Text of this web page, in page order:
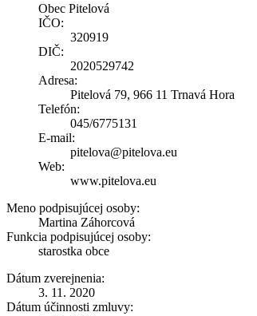
Obec Pitelová
IČO:
320919
DIČ:
2020529742
Adresa:
Pitelová 79, 966 11 Trnavá Hora
Telefón:
045/6775131
E-mail:
pitelova@pitelova.eu
Web:
www.pitelova.eu
Meno podpisujúcej osoby:
Martina Záhorcová
Funkcia podpisujúcej osoby:
starostka obce
Dátum zverejnenia:
3. 11. 2020
Dátum účinnosti zmluvy: